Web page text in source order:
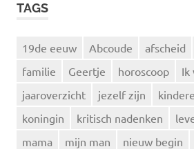
TAGS
19de eeuw Abcoude afscheid
familie
Geertje horoscoop
Ik
jaaroverzicht
jezelf zijn
koningin
kritisch nadenken
mama
mijn man nieuw begin